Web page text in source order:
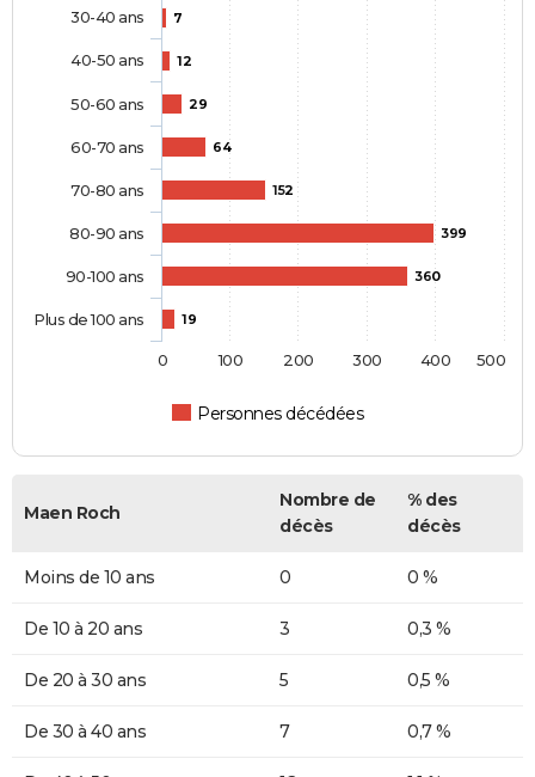
7
12
29
64
152
399
360
19
Personnes décédées
30-40 ans
40-50 ans
50-60 ans
60-70 ans
70-80 ans
80-90 ans
90-100 ans
Plus de 100 ans
0 100 200 300 400 500
Maen Roch
Nombre de
décès
% des
décès
Moins de 10 ans 0 0 %
De 10 à 20 ans 3 0,3 %
De 20 à 30 ans 5 0,5 %
De 30 à 40 ans 7 0,7 %